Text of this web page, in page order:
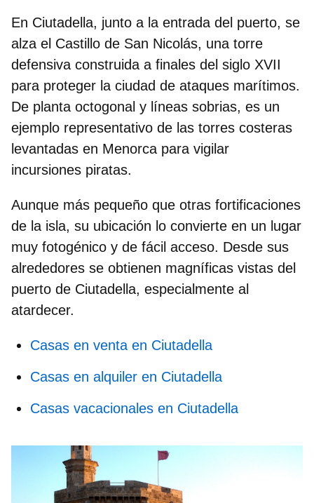
En Ciutadella, junto a la entrada del puerto, se
alza el Castillo de San Nicolás, una torre
defensiva construida a finales del siglo XVII
para proteger la ciudad de ataques marítimos.
De planta octogonal y líneas sobrias, es un
ejemplo representativo de las torres costeras
levantadas en Menorca para vigilar
incursiones piratas.
Aunque más pequeño que otras fortificaciones
de la isla, su ubicación lo convierte en un lugar
muy fotogénico y de fácil acceso. Desde sus
alrededores se obtienen magníficas vistas del
puerto de Ciutadella, especialmente al
atardecer.
Casas en venta en Ciutadella
Casas en alquiler en Ciutadella
Casas vacacionales en Ciutadella